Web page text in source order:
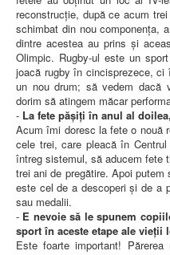
reconstrucție, după ce acum
schimbat din nou componența,
dintre acestea au prins și
Olimpic. Rugby-ul este un
joacă rugby în cincisprezece,
un nou drum; să vedem dacă
dorim să atingem măcar
- La fete pășiți în anul al
Acum îmi doresc la fete o nouă
cele trei, care pleacă în
întreg sistemul, să aducem fete
trei ani de pregătire. Apoi
este cel de a descoperi și de a
sau medalii.
- E nevoie să le spunem
sport în aceste etape ale vieții
Este foarte important!